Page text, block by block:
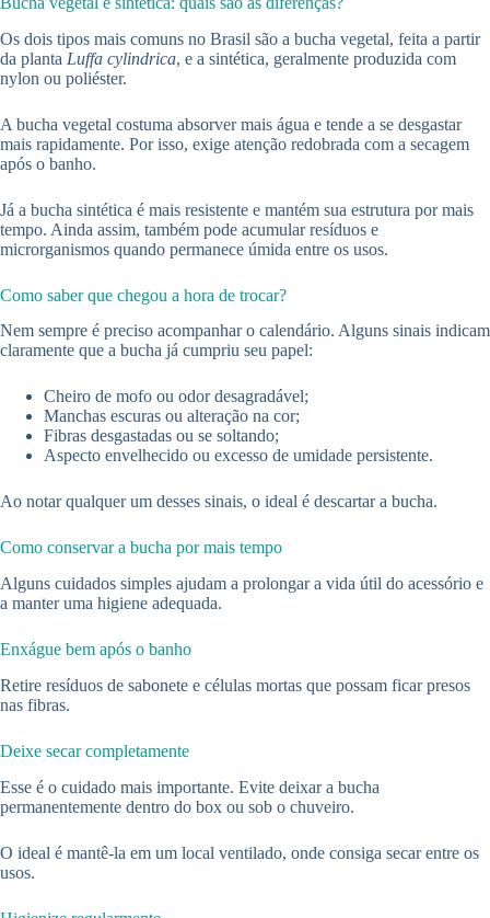
Os dois tipos mais comuns no Brasil são a bucha vegetal, feita a partir
da planta Luffa cylindrica, e a sintética, geralmente produzida com
nylon ou poliéster.
A bucha vegetal costuma absorver mais água e tende a se desgastar
mais rapidamente. Por isso, exige atenção redobrada com a secagem
após o banho.
Já a bucha sintética é mais resistente e mantém sua estrutura por mais
tempo. Ainda assim, também pode acumular resíduos e
microrganismos quando permanece úmida entre os usos.
Como saber que chegou a hora de trocar?
Nem sempre é preciso acompanhar o calendário. Alguns sinais indicam
claramente que a bucha já cumpriu seu papel:
Cheiro de mofo ou odor desagradável;
Manchas escuras ou alteração na cor;
Fibras desgastadas ou se soltando;
Aspecto envelhecido ou excesso de umidade persistente.
Ao notar qualquer um desses sinais, o ideal é descartar a bucha.
Como conservar a bucha por mais tempo
Alguns cuidados simples ajudam a prolongar a vida útil do acessório e
a manter uma higiene adequada.
Enxágue bem após o banho
Retire resíduos de sabonete e células mortas que possam ficar presos
nas fibras.
Deixe secar completamente
Esse é o cuidado mais importante. Evite deixar a bucha
permanentemente dentro do box ou sob o chuveiro.
O ideal é mantê-la em um local ventilado, onde consiga secar entre os
usos.